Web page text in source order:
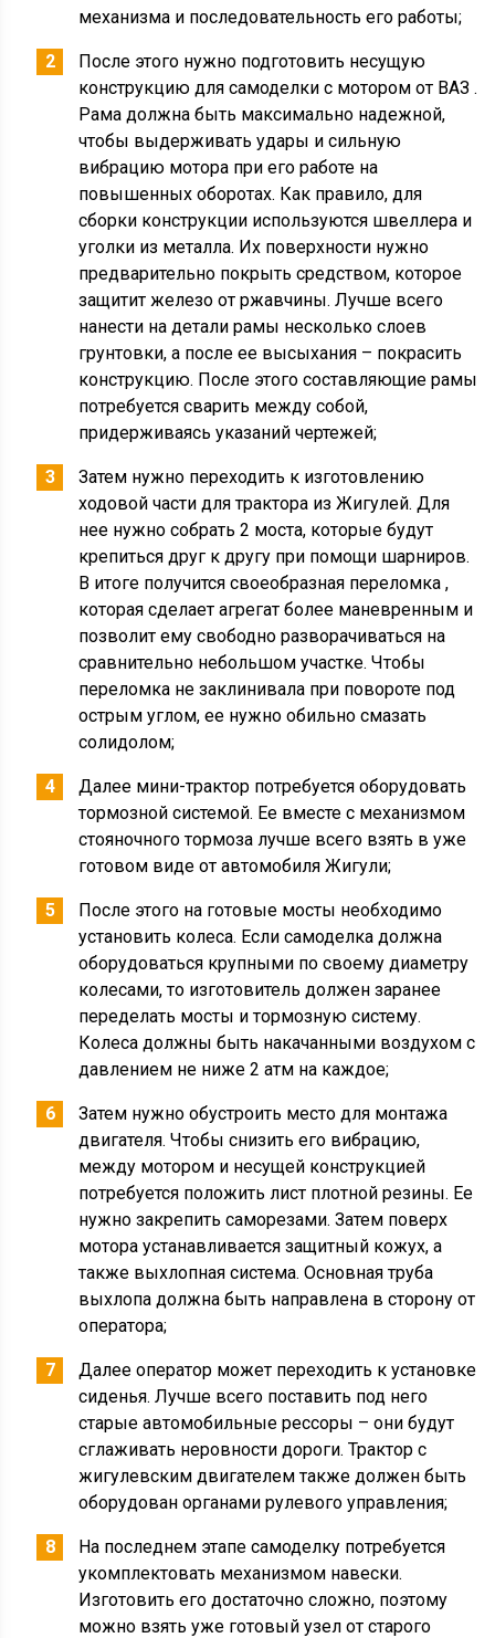
механизма и последовательность его работы;
После этого нужно подготовить несущую
конструкцию для самоделки с мотором от ВАЗ .
Рама должна быть максимально надежной,
чтобы выдерживать удары и сильную
вибрацию мотора при его работе на
повышенных оборотах. Как правило, для
сборки конструкции используются швеллера и
уголки из металла. Их поверхности нужно
предварительно покрыть средством, которое
защитит железо от ржавчины. Лучше всего
нанести на детали рамы несколько слоев
грунтовки, а после ее высыхания – покрасить
конструкцию. После этого составляющие рамы
потребуется сварить между собой,
придерживаясь указаний чертежей;
Затем нужно переходить к изготовлению
ходовой части для трактора из Жигулей. Для
нее нужно собрать 2 моста, которые будут
крепиться друг к другу при помощи шарниров.
В итоге получится своеобразная переломка ,
которая сделает агрегат более маневренным и
позволит ему свободно разворачиваться на
сравнительно небольшом участке. Чтобы
переломка не заклинивала при повороте под
острым углом, ее нужно обильно смазать
солидолом;
Далее мини-трактор потребуется оборудовать
тормозной системой. Ее вместе с механизмом
стояночного тормоза лучше всего взять в уже
готовом виде от автомобиля Жигули;
После этого на готовые мосты необходимо
установить колеса. Если самоделка должна
оборудоваться крупными по своему диаметру
колесами, то изготовитель должен заранее
переделать мосты и тормозную систему.
Колеса должны быть накачанными воздухом с
давлением не ниже 2 атм на каждое;
Затем нужно обустроить место для монтажа
двигателя. Чтобы снизить его вибрацию,
между мотором и несущей конструкцией
потребуется положить лист плотной резины. Ее
нужно закрепить саморезами. Затем поверх
мотора устанавливается защитный кожух, а
также выхлопная система. Основная труба
выхлопа должна быть направлена в сторону от
оператора;
Далее оператор может переходить к установке
сиденья. Лучше всего поставить под него
старые автомобильные рессоры – они будут
сглаживать неровности дороги. Трактор с
жигулевским двигателем также должен быть
оборудован органами рулевого управления;
На последнем этапе самоделку потребуется
укомплектовать механизмом навески.
Изготовить его достаточно сложно, поэтому
можно взять уже готовый узел от старого